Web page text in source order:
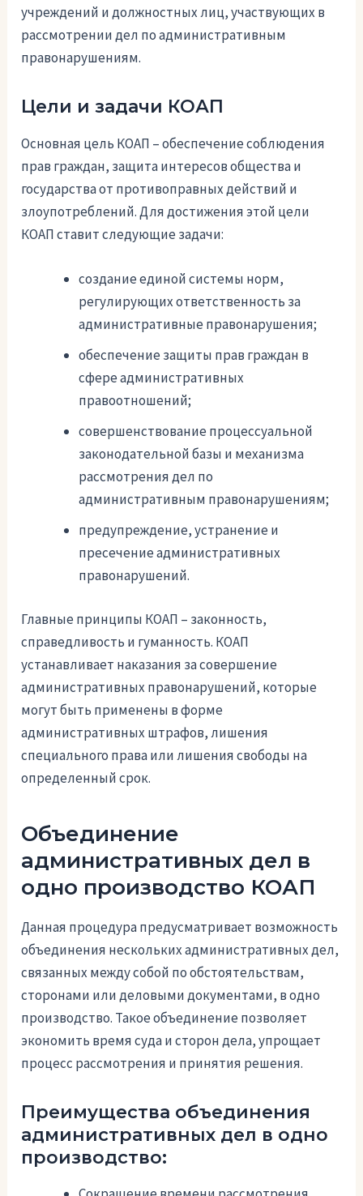
учреждений и должностных лиц, участвующих в
рассмотрении дел по административным
правонарушениям.
Цели и задачи КОАП
Основная цель КОАП – обеспечение соблюдения
прав граждан, защита интересов общества и
государства от противоправных действий и
злоупотреблений. Для достижения этой цели
КОАП ставит следующие задачи:
создание единой системы норм,
регулирующих ответственность за
административные правонарушения;
обеспечение защиты прав граждан в
сфере административных
правоотношений;
совершенствование процессуальной
законодательной базы и механизма
рассмотрения дел по
административным правонарушениям;
предупреждение, устранение и
пресечение административных
правонарушений.
Главные принципы КОАП – законность,
справедливость и гуманность. КОАП
устанавливает наказания за совершение
административных правонарушений, которые
могут быть применены в форме
административных штрафов, лишения
специального права или лишения свободы на
определенный срок.
Объединение
административных дел в
одно производство КОАП
Данная процедура предусматривает возможность
объединения нескольких административных дел,
связанных между собой по обстоятельствам,
сторонами или деловыми документами, в одно
производство. Такое объединение позволяет
экономить время суда и сторон дела, упрощает
процесс рассмотрения и принятия решения.
Преимущества объединения
административных дел в одно
производство: